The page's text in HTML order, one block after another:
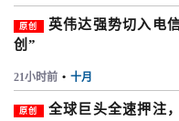
原创
英伟达强势切入电
创”
21小时前 • 十月
原创 全球巨头全速押注